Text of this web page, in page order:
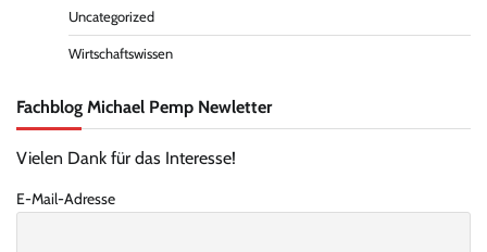
Uncategorized
Wirtschaftswissen
Fachblog Michael Pemp Newletter
Vielen Dank für das Interesse!
E-Mail-Adresse